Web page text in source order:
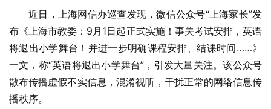
近日，上海网信办巡查发现，微信公众号“上海家长”发
布《上海市教委：9月1日起正式实施！事关考试安排，英语
将退出小学舞台！并进一步明确课程安排、结课时间……》
一文，称“英语将退出小学舞台”，引发大量关注。该公众号
散布传播虚假不实信息，混淆视听，干扰正常的网络信息传
播秩序。